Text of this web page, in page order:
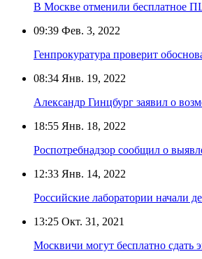
В Москве отменили бесплатное
09:39 Фев. 3, 2022
Генпрокуратура проверит
08:34 Янв. 19, 2022
Александр Гинцбург заявил о
18:55 Янв. 18, 2022
Роспотребнадзор сообщил о
12:33 Янв. 14, 2022
Российские лаборатории начали
13:25 Окт. 31, 2021
Москвичи могут бесплатно сдать